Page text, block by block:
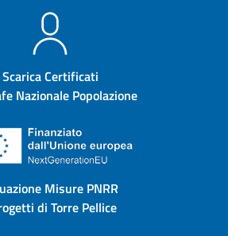
Scarica Certificati
Nazionale Popolazione
Misure PNRR
di Torre Pellice